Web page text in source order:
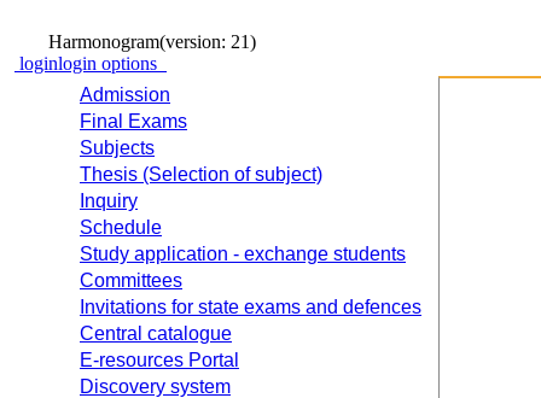
Harmonogram(version: 21)
loginlogin options
Admission
Final Exams
Subjects
Thesis (Selection of subject)
Inquiry
Schedule
Study application - exchange students
Committees
Invitations for state exams and defences
Central catalogue
E-resources Portal
Discovery system